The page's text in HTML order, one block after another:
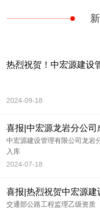
2024-09-18
中宏源建设管理有限公司龙岩
入库
2024-07-18
交通部公路工程监理乙级资质